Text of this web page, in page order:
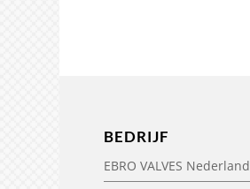
BEDRIJF
EBRO VALVES Nederland